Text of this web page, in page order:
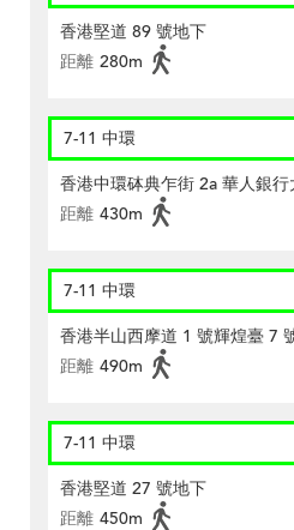
香港堅道 89 號地下
距離 280m
7-11 中環
香港中環砵典乍街 2a 華人銀
距離 430m
7-11 中環
香港半山西摩道 1 號輝煌臺 7
距離 490m
7-11 中環
香港堅道 27 號地下
距離 450m